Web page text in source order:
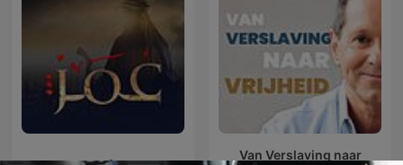
Van Verslaving naar